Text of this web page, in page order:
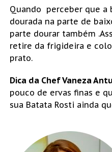
Quando perceber que
dourada na parte de
parte dourar também
retire da frigideira e
prato.
Dica da Chef Vaneza
pouco de ervas finas e
sua Batata Rosti ainda